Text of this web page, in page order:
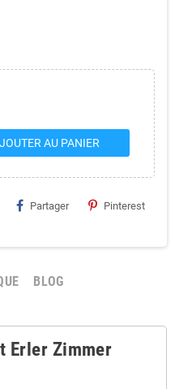
AU PANIER
Partager Pinterest
BLOG
Erler Zimmer